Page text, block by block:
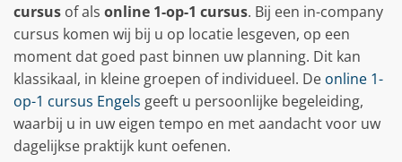
cursus of als online 1-op-1 cursus. Bij een in-company
cursus komen wij bij u op locatie lesgeven, op een
moment dat goed past binnen uw planning. Dit kan
klassikaal, in kleine groepen of individueel. De online 1-
op-1 cursus Engels geeft u persoonlijke begeleiding,
waarbij u in uw eigen tempo en met aandacht voor uw
dagelijkse praktijk kunt oefenen.